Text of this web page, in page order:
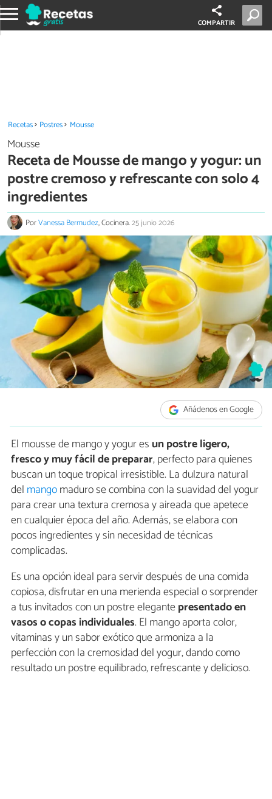
COMPARTIR
Recetas Postres Mousse
Mousse
Receta de Mousse de mango y yogur: un
postre cremoso y refrescante con solo 4
ingredientes
PorVanessa Bermudez, Cocinera.25 junio 2026
Añádenos en Google
El mousse de mango y yogur es un postre ligero,
fresco y muy fácil de preparar, perfecto para quienes
buscan un toque tropical irresistible. La dulzura natural
del mangomaduro se combina con la suavidad del yogur
para crear una textura cremosa y aireada que apetece
en cualquier época del año. Además, se elabora con
pocos ingredientes y sin necesidad de técnicas
complicadas.
Es una opción ideal para servir después de una comida
copiosa, disfrutar en una merienda especial o sorprender
a tus invitados con un postre elegantepresentado en
vasos ocopas individuales. El mango aporta color,
vitaminas y un sabor exótico que armoniza a la
perfección con la cremosidad del yogur, dando como
resultado un postre equilibrado, refrescante y delicioso.